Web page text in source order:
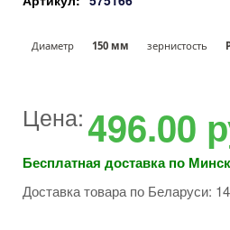
Диаметр 150 мм зернистость
Цена:496.00
Бесплатная доставка по
Доставка товара по Беларуси: